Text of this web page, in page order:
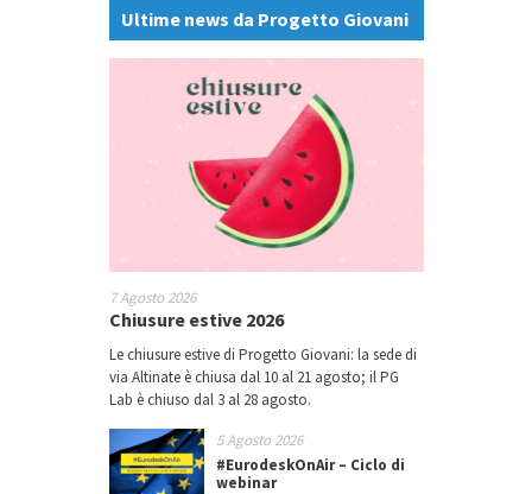
Ultime news da Progetto Giovani
7 Agosto 2026
Chiusure estive 2026
Le chiusure estive di Progetto Giovani: la sede di
via Altinate è chiusa dal 10 al 21 agosto; il PG
Lab è chiuso dal 3 al 28 agosto.
5 Agosto 2026
#EurodeskOnAir – Ciclo di
webinar